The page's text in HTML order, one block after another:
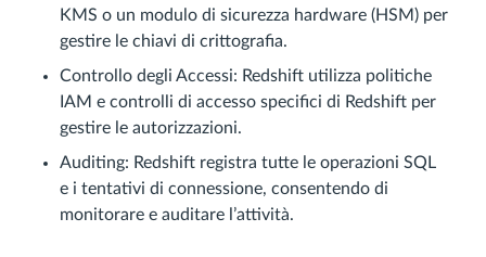
KMS o un modulo di sicurezza hardware (HSM) per
gestire le chiavi di crittografia.
Controllo degli Accessi: Redshift utilizza politiche
IAM e controlli di accesso specifici di Redshift per
gestire le autorizzazioni.
Auditing: Redshift registra tutte le operazioni SQL
e i tentativi di connessione, consentendo di
monitorare e auditare l’attività.